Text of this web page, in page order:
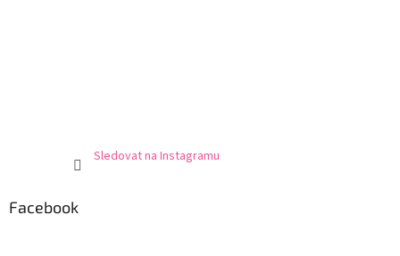
Sledovat na Instagramu
Facebook